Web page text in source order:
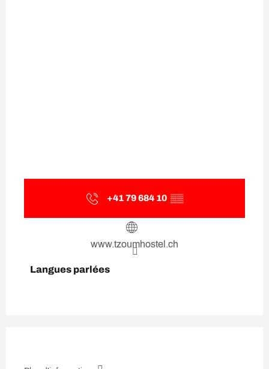
+41 79 684 10 ▒▒
www.tzoumhostel.ch
Langues parlées
Langues parlées